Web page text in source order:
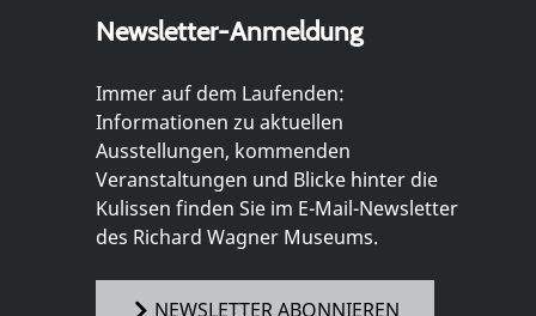
Newsletter-Anmeldung
Immer auf dem Laufenden:
Informationen zu aktuellen
Ausstellungen, kommenden
Veranstaltungen und Blicke hinter die
Kulissen finden Sie im E-Mail-Newsletter
des Richard Wagner Museums.
NEWSLETTER ABONNIEREN